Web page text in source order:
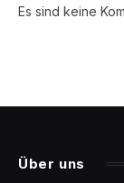
Es sind keine
Über uns